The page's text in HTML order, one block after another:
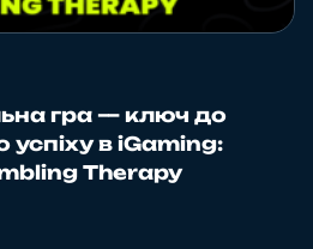
гра — ключ до
успіху в iGaming:
Therapy